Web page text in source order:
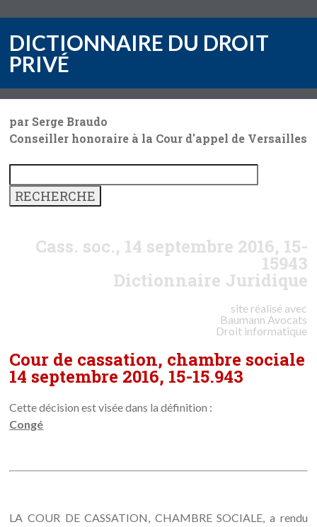
DICTIONNAIRE DU DROIT
PRIVÉ
par Serge Braudo
Conseiller honoraire à la Cour d'appel de Versailles
Cass. soc., 14 septembre 2016, 15-
15943
Dictionnaire Juridique
site réalisé avec
Baumann Avocats
Droit informatique
Cour de cassation, chambre sociale
14 septembre 2016, 15-15.943
Cette décision est visée dans la définition :
Congé
LA COUR DE CASSATION, CHAMBRE SOCIALE, a rendu